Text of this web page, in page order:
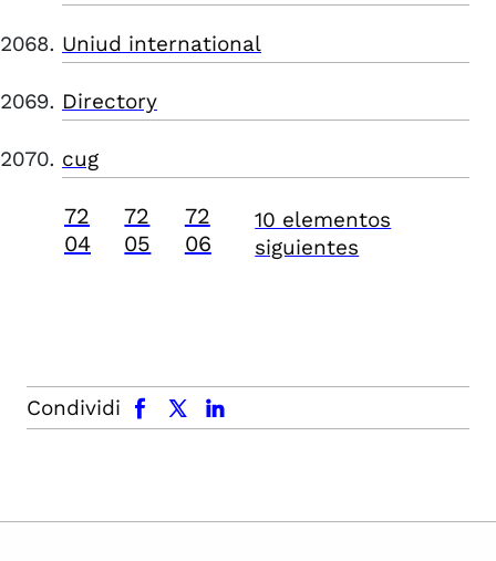
Uniud international
Directory
cug
72
04
72
05
72
06
10 elementos
siguientes
Condividi
facebook x.com linkedin